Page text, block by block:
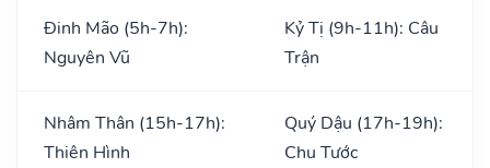
Đinh Mão (5h-7h):
Nguyên Vũ
Kỷ Tị (9h-11h): Câu
Trận
Nhâm Thân (15h-17h):
Thiên Hình
Quý Dậu (17h-19h):
Chu Tước